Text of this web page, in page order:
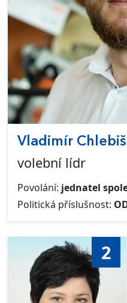
Vladimír Chlebiš
volební lídr
Povolání: jednatel
Politická příslušnost:
2